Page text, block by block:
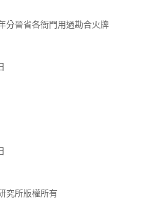
分晉省各衙門用過勘合火牌
究所版權所有